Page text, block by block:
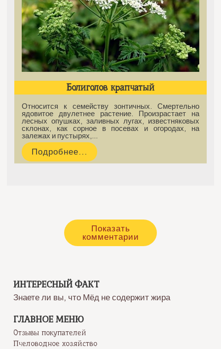
Болиголов крапчатый
Относится к семейству зонтичных. Смертельно
ядовитое двулетнее растение. Произрастает на
лесных опушках, заливных лугах, известняковых
склонах, как сорное в посевах и огородах, на
залежах и пустырях,…
Подробнее...
Показать
комментарии
ИНТЕРЕСНЫЙ ФАКТ
Знаете ли вы, что Мёд не содержит жира
ГЛАВНОЕ МЕНЮ
Отзывы покупателей
Пчеловодное хозяйство